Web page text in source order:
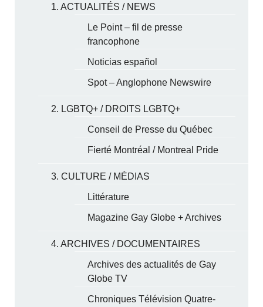
1. ACTUALITÉS / NEWS
Le Point – fil de presse
francophone
Noticias español
Spot – Anglophone Newswire
2. LGBTQ+ / DROITS LGBTQ+
Conseil de Presse du Québec
Fierté Montréal / Montreal Pride
3. CULTURE / MÉDIAS
Littérature
Magazine Gay Globe + Archives
4. ARCHIVES / DOCUMENTAIRES
Archives des actualités de Gay
Globe TV
Chroniques Télévision Quatre-